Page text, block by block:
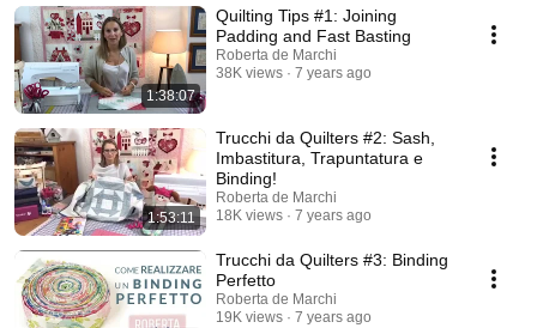
1:38:07
Quilting Tips #1: Joining
Padding and Fast Basting
Roberta de Marchi
38K views
7 years ago
1:53:11
Trucchi da Quilters #2: Sash,
Imbastitura, Trapuntatura e
Binding!
Roberta de Marchi
18K views
7 years ago
Trucchi da Quilters #3: Binding
Perfetto
Roberta de Marchi
19K views
7 years ago